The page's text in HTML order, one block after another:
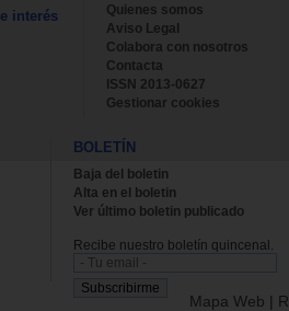
interés
Quienes somos
Aviso Legal
Colabora con nosotros
Contacta
ISSN 2013-0627
Gestionar cookies
BOLETÍN
Baja del boletin
Alta en el boletin
Ver último boletin publicado
Recibe nuestro boletín quincenal.
Mapa Web |